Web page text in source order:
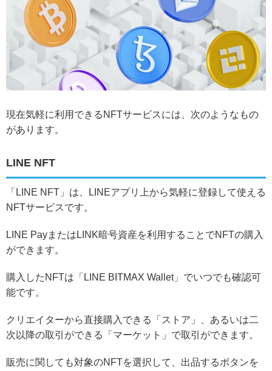
現在気軽に利用できるNFTサービスには、次のようなもの
があります。
LINE NFT
「LINE NFT」は、LINEアプリ上から気軽に登録して使える
NFTサービスです。
LINE PayまたはLINK暗号資産を利用することでNFTの購入
ができます。
購入したNFTは「LINE BITMAX Wallet」でいつでも確認可
能です。
クリエイターから直接購入できる「ストア」、あるいは二
次以降の取引ができる「マーケット」で取引ができます。
販売に関しても対象のNFTを選択して、出品するボタンを